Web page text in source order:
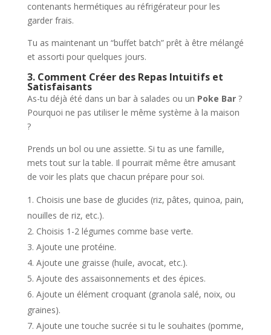
contenants hermétiques au réfrigérateur pour les
garder frais.
Tu as maintenant un “buffet batch” prêt à être mélangé
et assorti pour quelques jours.
3. Comment Créer des Repas Intuitifs et
Satisfaisants
As-tu déjà été dans un bar à salades ou un Poke Bar?
Pourquoi ne pas utiliser le même système à la maison
?
Prends un bol ou une assiette. Si tu as une famille,
mets tout sur la table. Il pourrait même être amusant
de voir les plats que chacun prépare pour soi.
Choisis une base de glucides (riz, pâtes, quinoa, pain,
nouilles de riz, etc.).
Choisis 1-2 légumes comme base verte.
Ajoute une protéine.
Ajoute une graisse (huile, avocat, etc.).
Ajoute des assaisonnements et des épices.
Ajoute un élément croquant (granola salé, noix, ou
graines).
Ajoute une touche sucrée si tu le souhaites (pomme,